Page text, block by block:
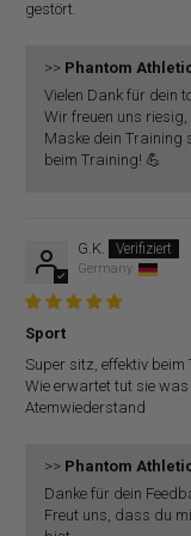
gestört.
>> Phantom
Vielen Dank für dein
Wir freuen uns
Maske dein Training
beim Training! 💪
G.K.
Germany
Sport
Super sitz, effektiv beim
Wie erwartet tut sie
Atemwiederstand
>> Phantom
Danke für dein
Freut uns, dass du